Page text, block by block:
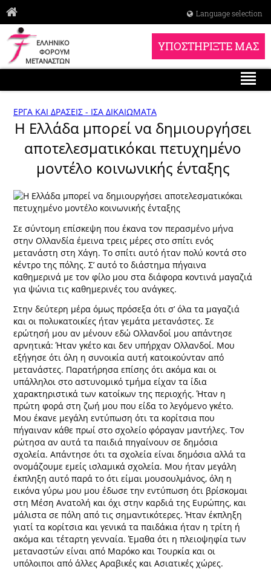
Language selection
ΕΛΛΗΝΙΚΟ
ΦΟΡΟΥΜ
ΜΕΤΑΝΑΣΤΩΝ
ΥΠΟΣΤΗΡΙΞΤΕ ΜΑΣ
ΕΡΓΑ ΚΑΙ ΔΡΑΣΕΙΣ - ΙΣΑ ΔΙΚΑΙΩΜΑΤΑ
Η Ελλάδα μπορεί να δημιουργήσει
αποτελεσματικόκαι πετυχημένο
μοντέλο κοινωνικής ένταξης
Σε σύντομη επίσκεψη που έκανα τον περασμένο μήνα
στην Ολλανδία έμεινα τρεις μέρες στο σπίτι ενός
μετανάστη στη Χάγη. Το σπίτι αυτό ήταν πολύ κοντά στο
κέντρο της πόλης. Σ’ αυτό το διάστημα πήγαινα
καθημερινά με τον φίλο μου στα διάφορα κοντινά μαγαζιά
για ψώνια τις καθημερινές του ανάγκες.
Στην δεύτερη μέρα όμως πρόσεξα ότι σ’ όλα τα μαγαζιά
και οι πολυκατοικίες ήταν γεμάτα μετανάστες. Σε
ερώτησή μου αν μένουν εδώ Ολλανδοί μου απάντησε
αρνητικά: Ήταν γκέτο και δεν υπήρχαν Ολλανδοί. Μου
εξήγησε ότι όλη η συνοικία αυτή κατοικούνταν από
μετανάστες. Παρατήρησα επίσης ότι ακόμα και οι
υπάλληλοι στο αστυνομικό τμήμα είχαν τα ίδια
χαρακτηριστικά των κατοίκων της περιοχής. Ήταν η
πρώτη φορά στη ζωή μου που είδα το λεγόμενο γκέτο.
Μου έκανε μεγάλη εντύπωση ότι τα κορίτσια που
πήγαιναν κάθε πρωί στο σχολείο φόραγαν μαντήλες. Τον
ρώτησα αν αυτά τα παιδιά πηγαίνουν σε δημόσια
σχολεία. Απάντησε ότι τα σχολεία είναι δημόσια αλλά τα
ονομάζουμε εμείς ισλαμικά σχολεία. Μου ήταν μεγάλη
έκπληξη αυτό παρά το ότι είμαι μουσουλμάνος, όλη η
εικόνα γύρω μου μου έδωσε την εντύπωση ότι βρίσκομαι
στη Μέση Ανατολή και όχι στην καρδιά της Ευρώπης, και
μάλιστα σε πόλη από τις σημαντικότερες. Ήταν έκπληξη
γιατί τα κορίτσια και γενικά τα παιδάκια ήταν η τρίτη ή
ακόμα και τέταρτη γενναία. Έμαθα ότι η πλειοψηφία των
μεταναστών είναι από Μαρόκο και Τουρκία και οι
υπόλοιποι από άλλες Αραβικές και Ασιατικές χώρες.